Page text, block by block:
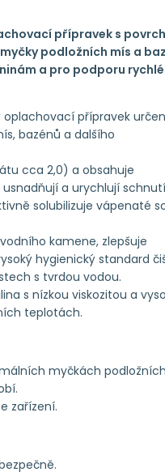
přípravek s
podložních mís a
a pro podporu
oplachovací přípravek
bazénů a dalšího
cca 2,0) a obsahuje
a urychlují schnutí
solubilizuje vápenaté
kamene, zlepšuje
hygienický standard
s tvrdou vodou.
s nízkou viskozitou a
teplotách.
myčkách
zařízení.